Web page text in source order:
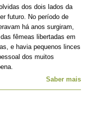
dos dois lados da
futuro. No período de
há anos surgiram,
fêmeas libertadas em
e havia pequenos linces
dos muitos
Saber mais